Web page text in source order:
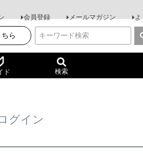
会員登録 メールマガジン よ
ら
ド 検索
グイン